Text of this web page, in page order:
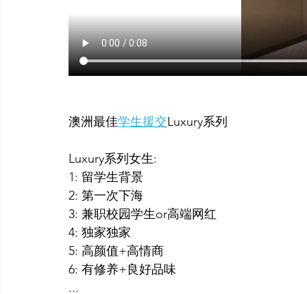
澳洲最佳学生援交Luxury系列
Luxury系列女生:
1: 留学生背景
2: 第一次下海
3: 兼职校园学生or高端网红
4: 独家独家
5: 高颜值+高情商
6: 有修养+良好品味
...